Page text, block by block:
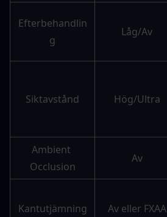
Efterbehandlin
g
Låg/Av
Siktavstånd Hög/Ultra
Ambient
Occlusion
Av
Kantutjämning Av eller FXAA